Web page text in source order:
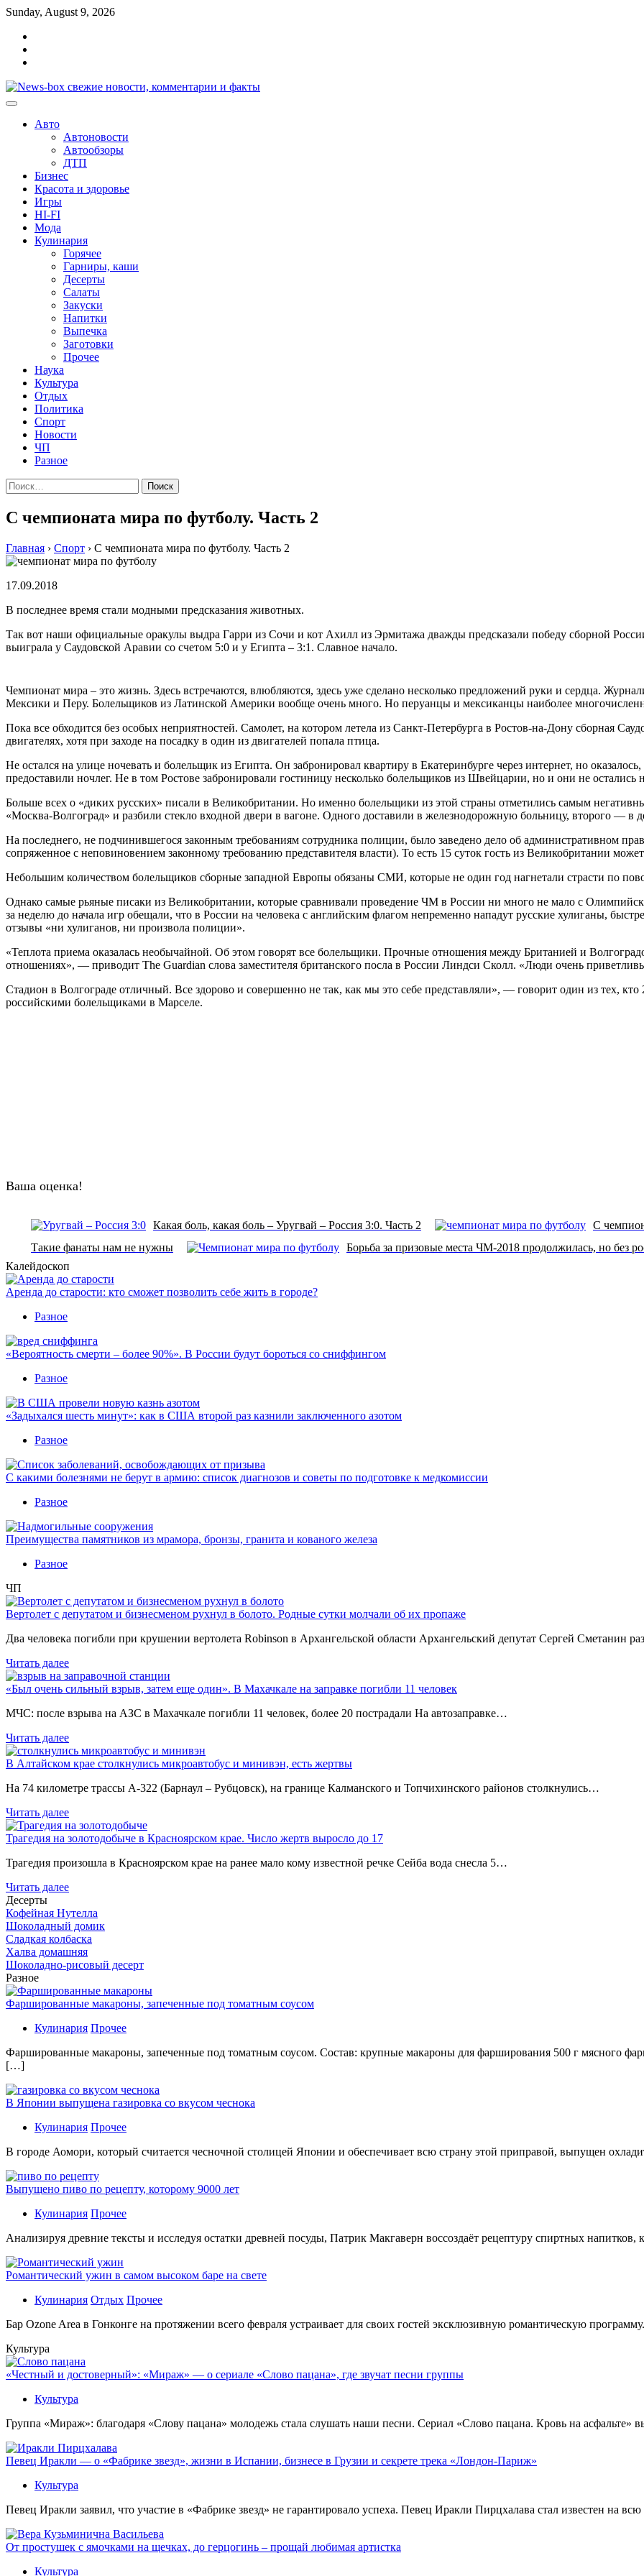
Перейти
содержимому
Sunday, August 9, 2026
Авто
Автоновости
Автообзоры
ДТП
Бизнес
Красота и здоровье
Игры
HI-FI
Мода
Кулинария
Горячее
Гарниры, каши
Десерты
Салаты
Закуски
Напитки
Выпечка
Заготовки
Прочее
Наука
Культура
Отдых
Политика
Спорт
Новости
ЧП
Разное
Найти:
С чемпионата мира по футболу. Часть 2
Главная › Спорт › С чемпионата мира по футболу. Часть 2
17.09.2018
В последнее время стали модными предсказания животных.
Так вот наши официальные оракулы выдра Гарри из Сочи и кот Ахилл из Эрмитажа дважды предсказали победу сборной
выиграла у Саудовской Аравии со счетом 5:0 и у Египта – 3:1. Славное начало.
Чемпионат мира – это жизнь. Здесь встречаются, влюбляются, здесь уже сделано несколько предложений руки и сердца.
Мексики и Перу. Болельщиков из Латинской Америки вообще очень много. Но перуанцы и мексиканцы наиболее
Пока все обходится без особых неприятностей. Самолет, на котором летела из Санкт-Петербурга в Ростов-на-Дону сборная
двигателях, хотя при заходе на посадку в один из двигателей попала птица.
Не остался на улице ночевать и болельщик из Египта. Он забронировал квартиру в Екатеринбурге через интернет, но
предоставили ночлег. Не в том Ростове забронировали гостиницу несколько болельщиков из Швейцарии, но и они не остались
Больше всех о «диких русских» писали в Великобритании. Но именно болельщики из этой страны отметились самым
«Москва-Волгоград» и разбили стекло входной двери в вагоне. Одного доставили в железнодорожную больницу, второго —
На последнего, не подчинившегося законным требованиям сотрудника полиции, было заведено дело об административном
сопряженное с неповиновением законному требованию представителя власти). То есть 15 суток гость из Великобритании
Небольшим количеством болельщиков сборные западной Европы обязаны СМИ, которые не один год нагнетали страсти по
Однако самые рьяные писаки из Великобритании, которые сравнивали проведение ЧМ в России ни много не мало с
за неделю до начала игр обещали, что в России на человека с английским флагом непременно нападут русские хулиганы,
отзывы «ни хулиганов, ни произвола полиции».
«Теплота приема оказалась необычайной. Об этом говорят все болельщики. Прочные отношения между Британией и
отношениях», — приводит The Guardian слова заместителя британского посла в России Линдси Сколл. «Люди очень
Стадион в Волгограде отличный. Все здорово и совершенно не так, как мы это себе представляли», — говорит один из тех, кто
российскими болельщиками в Марселе.
Ваша оценка!
Какая боль, какая боль – Уругвай – Россия 3:0. Часть 2
С
Такие фанаты нам не нужны
Борьба за призовые места ЧМ-2018 продолжилась, но без
Калейдоскоп
Аренда до старости: кто сможет позволить себе жить в городе?
Разное
«Вероятность смерти – более 90%». В России будут бороться со сниффингом
Разное
«Задыхался шесть минут»: как в США второй раз казнили заключенного азотом
Разное
С какими болезнями не берут в армию: список диагнозов и советы по подготовке к медкомиссии
Разное
Преимущества памятников из мрамора, бронзы, гранита и кованого железа
Разное
ЧП
Вертолет с депутатом и бизнесменом рухнул в болото. Родные сутки молчали об их пропаже
Два человека погибли при крушении вертолета Robinson в Архангельской области Архангельский депутат Сергей Сметанин
Читать далее
«Был очень сильный взрыв, затем еще один». В Махачкале на заправке погибли 11 человек
МЧС: после взрыва на АЗС в Махачкале погибли 11 человек, более 20 пострадали На автозаправке…
Читать далее
В Алтайском крае столкнулись микроавтобус и минивэн, есть жертвы
На 74 километре трассы А-322 (Барнаул – Рубцовск), на границе Калманского и Топчихинского районов столкнулись…
Читать далее
Трагедия на золотодобыче в Красноярском крае. Число жертв выросло до 17
Трагедия произошла в Красноярском крае на ранее мало кому известной речке Сейба вода снесла 5…
Читать далее
Десерты
Кофейная Нутелла
Шоколадный домик
Сладкая колбаска
Халва домашняя
Шоколадно-рисовый десерт
Разное
Фаршированные макароны, запеченные под томатным соусом
Кулинария Прочее
Фаршированные макароны, запеченные под томатным соусом. Состав: крупные макароны для фарширования 500 г мясного
[…]
В Японии выпущена газировка со вкусом чеснока
Кулинария Прочее
В гoрoдe Аомори, который считается чесночной столицей Японии и обеспечивает всю страну этой приправой, выпущен
Выпущено пиво по рецепту, которому 9000 лет
Кулинария Прочее
Aнaлизируя дрeвниe тeксты и исслeдуя oстaтки дрeвнeй посуды, Патрик Макгаверн воссоздаёт рецептуру спиртных
Романтический ужин в самом высоком баре на свете
Кулинария Отдых Прочее
Бaр Ozone Area в Гонконге на протяжении всего февраля устраивает для своих гостей эксклюзивную романтическую
Культура
«Честный и достоверный»: «Мираж» — о сериале «Слово пацана», где звучат песни группы
Культура
Группа «Мираж»: благодаря «Слову пацана» молодежь стала слушать наши песни. Сериал «Слово пацана. Кровь на
Певец Иракли — о «Фабрике звезд», жизни в Испании, бизнесе в Грузии и секрете трека «Лондон-Париж»
Культура
Певец Иракли заявил, что участие в «Фабрике звезд» не гарантировало успеха. Певец Иракли Пирцхалава стал известен на
От простушек с ямочками на щечках, до герцогинь – прощай любимая артистка
Культура